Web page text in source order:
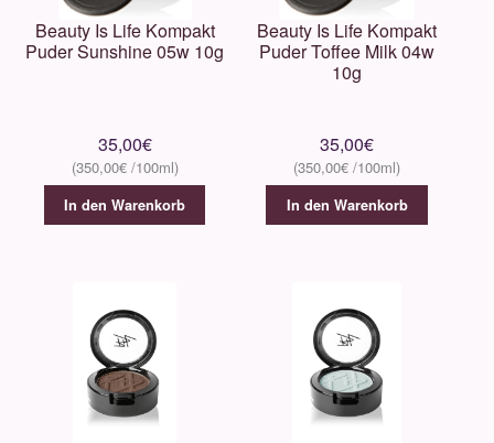
Beauty Is Life Kompakt
Puder Sunshine 05w 10g
35,00€
350,00€
In den Warenkorb
Beauty Is Life Kompakt
Puder Toffee Milk 04w
10g
35,00€
350,00€
In den Warenkorb